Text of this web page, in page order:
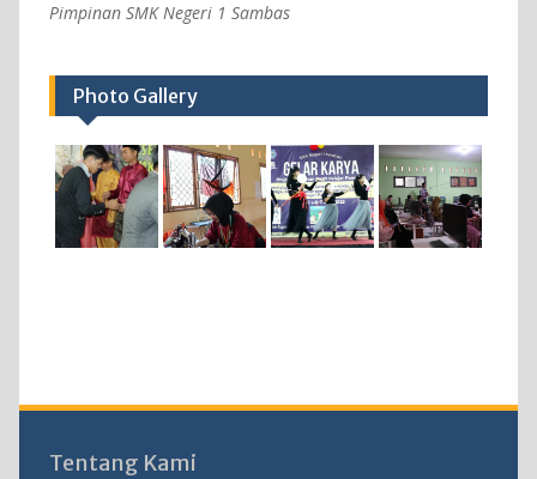
Pimpinan SMK Negeri 1 Sambas
Photo Gallery
Tentang Kami